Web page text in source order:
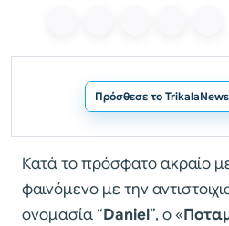
Πρόσθεσε το
Κατά το πρόσφατο ακραίο
φαινόμενο με την
ονομασία “Daniel”, ο «